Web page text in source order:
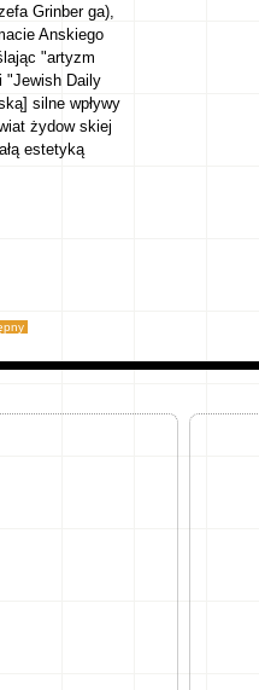
Grinber ga),
Anskiego
"artyzm
"Jewish Daily
silne wpływy
żydow skiej
estetyką